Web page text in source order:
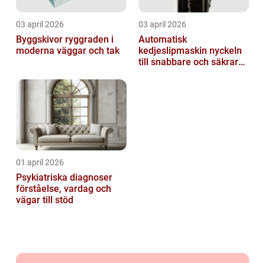
03 april 2026
Byggskivor ryggraden i
moderna väggar och tak
03 april 2026
Automatisk
kedjeslipmaskin nyckeln
till snabbare och säkrare
01 april 2026
Psykiatriska diagnoser
förståelse, vardag och
vägar till stöd